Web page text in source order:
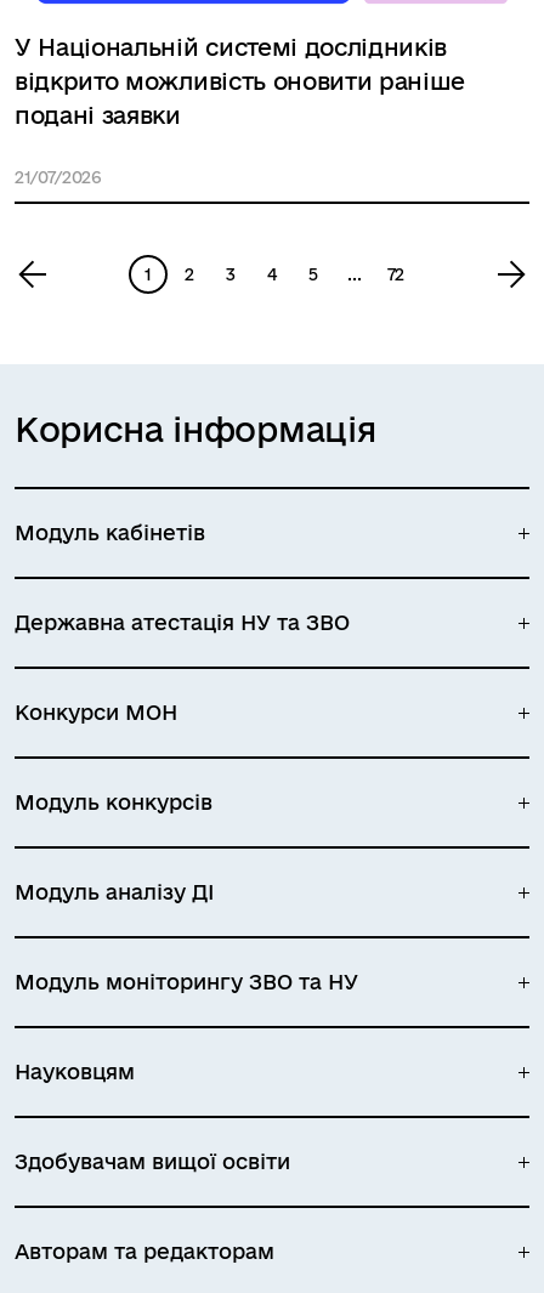
У Національній системі дослідників
відкрито можливість оновити раніше
подані заявки
21/07/2026
1 2 3 4 5 ... 72
Корисна інформація
Модуль кабінетів
Державна атестація НУ та ЗВО
Конкурси МОН
Модуль конкурсів
Модуль аналізу ДІ
Модуль моніторингу ЗВО та НУ
Науковцям
Здобувачам вищої освіти
Авторам та редакторам